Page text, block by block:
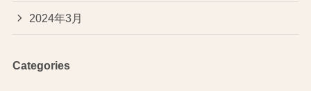
2024年3月
Categories